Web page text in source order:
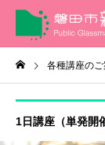
各種講座のご
1日講座（単発開